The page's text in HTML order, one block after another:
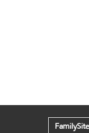
FamilySite